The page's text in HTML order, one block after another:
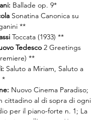
Ballade op. 9*
Sonatina Canonica su
**
Toccata (1933) **
Tedesco 2 Greetings
**
Saluto a Miriam, Saluto a
*
Nuovo Cinema Paradiso;
cittadino al di sopra di ogni
per il piano-forte n. 1; La